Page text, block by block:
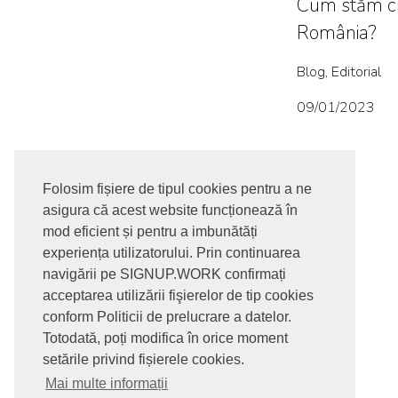
Folosim fișiere de tipul cookies pentru a ne
asigura că acest website funcționează în
mod eficient și pentru a imbunătăți
experiența utilizatorului. Prin continuarea
navigării pe SIGNUP.WORK confirmați
acceptarea utilizării fişierelor de tip cookies
conform Politicii de prelucrare a datelor.
Totodată, poți modifica în orice moment
setările privind fișierele cookies.
Mai multe informații
Cum stăm
România?
Blog, Editorial
09/01/2023